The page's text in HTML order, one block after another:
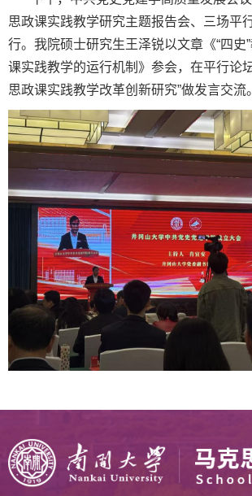
思政课实践教学研究主题报告会、三场平
行。我院硕士研究生王泽锐以文章《“四史
课实践教学的运行机制》参会，在平行论
思政课实践教学改革创新研究”做发言交流。